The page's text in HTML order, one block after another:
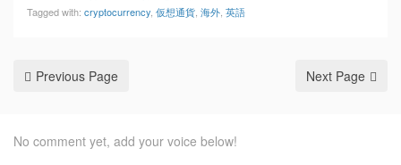
Tagged with: cryptocurrency 仮想通貨 海外 英語
Previous Page Next Page
No comment yet, add your voice below!